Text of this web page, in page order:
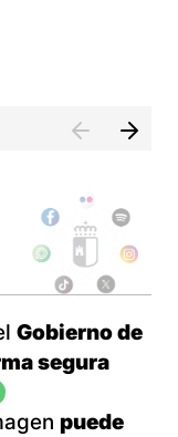
Gobierno de
segura
puede